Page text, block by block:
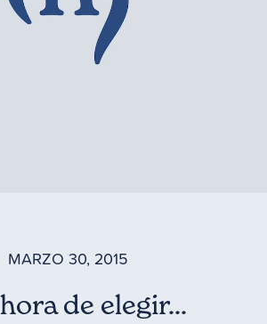
MARZO 30, 2015
de elegir…